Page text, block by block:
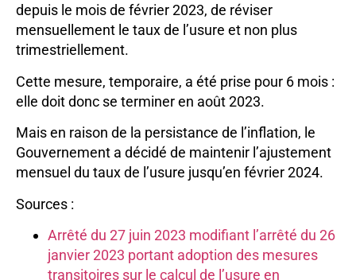
depuis le mois de février 2023, de réviser
mensuellement le taux de l’usure et non plus
trimestriellement.
Cette mesure, temporaire, a été prise pour 6 mois :
elle doit donc se terminer en août 2023.
Mais en raison de la persistance de l’inflation, le
Gouvernement a décidé de maintenir l’ajustement
mensuel du taux de l’usure jusqu’en février 2024.
Sources :
Arrêté du 27 juin 2023 modifiant l’arrêté du 26
janvier 2023 portant adoption des mesures
transitoires sur le calcul de l’usure en